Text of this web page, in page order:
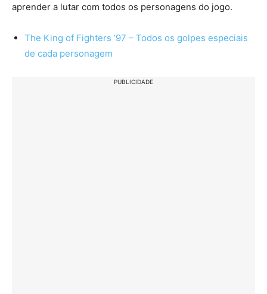
aprender a lutar com todos os personagens do jogo.
The King of Fighters ’97 – Todos os golpes especiais
de cada personagem
PUBLICIDADE